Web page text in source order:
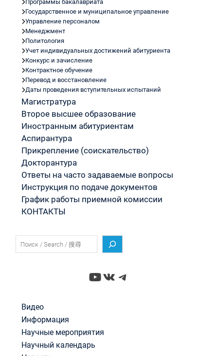
Программы бакалавриата
Государственное и муниципальное управление
Управление персоналом
Менеджмент
Политология
Учет индивидуальных достижений абитуриента
Конкурс и зачисление
Контрактное обучение
Перевод и восстановление
Даты проведения вступительных испытаний
Магистратура
Второе высшее образование
Иностранным абитуриентам
Аспирантура
Прикрепление (соискательство)
Докторантура
Ответы на часто задаваемые вопросы
Инструкция по подаче документов
График работы приемной комиссии
КОНТАКТЫ
YouTube
ВКонтакте
Telegram
Видео
Информация
Научные мероприятия
Научный календарь